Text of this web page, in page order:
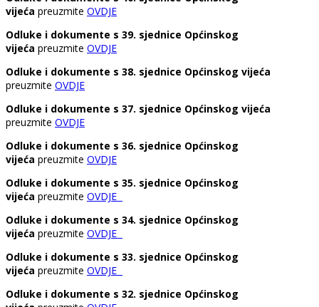
vijeća preuzmite OVDJE
Odluke i dokumente s 39. sjednice Općinskog
vijeća preuzmite OVDJE
Odluke i dokumente s 38. sjednice Općinskog vijeća
preuzmite OVDJE
Odluke i dokumente s 37. sjednice Općinskog vijeća
preuzmite OVDJE
Odluke i dokumente s 36. sjednice Općinskog
vijeća preuzmite OVDJE
Odluke i dokumente s 35. sjednice Općinskog
vijeća preuzmite OVDJE
Odluke i dokumente s 34. sjednice Općinskog
vijeća preuzmite OVDJE
Odluke i dokumente s 33. sjednice Općinskog
vijeća preuzmite OVDJE
Odluke i dokumente s 32. sjednice Općinskog